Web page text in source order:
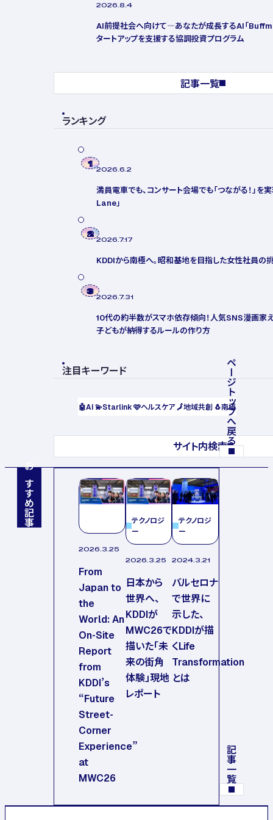
2026.8.4
AI前提社会へ向けて―あなたが成長するAI「Buffmee
タートアップを支援する協調投資プログラム
記事一覧
ランキング
1
2026.6.2
満員電車でも、コンサート会場でも「つながる！」
Lane」
2
2026.7.17
KDDIから南極へ。昭和基地を目指した女性社員の
3
2026.7.31
10代の約半数がスマホ依存傾向！人気SNS漫画家え
子どもが納得するルールの作り方
注目キーワード
🤖AI💫Starlink🩷ヘルスケア🗾地域共創 🐧南極
サイト内検索
ページトップへ戻る
おすすめ記事
2026.3.25
From
Japan to
the
World: An
On-Site
Report
from
KDDI’s
“Future
Street-
Corner
Experience”
at
MWC26
テクノロジ
ー
2026.3.25
日本から
世界へ、
KDDIが
MWC26で
描いた「未
来の街角
体験」現地
レポート
テクノロジ
ー
2024.3.21
バルセロナ
で世界に
示した、
KDDIが描
くLife
Transformation
とは
記事一覧